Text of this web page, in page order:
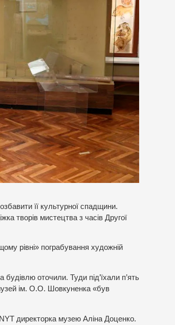
її культурної спадщини.
творів мистецтва з часів Другої
рівні» пограбування художній
оточили. Туди під’їхали п’ять
ім. О.О. Шовкуненка «був
директорка музею Аліна Доценко.